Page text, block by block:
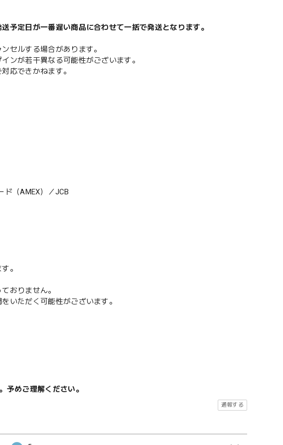
予定日が一番遅い商品に合わせて一括で発送となります。
セルする場合があります。
ンが若干異なる可能性がございます。
応できかねます。
（AMEX）／JCB
。
おりません。
いただく可能性がございます。
予めご理解ください。
通報する